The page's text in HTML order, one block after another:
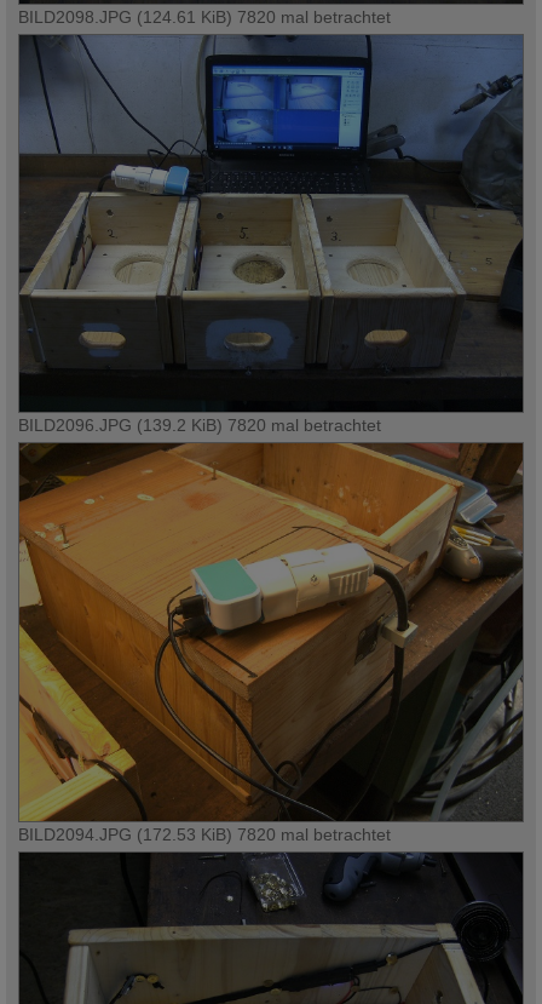
BILD2098.JPG (124.61 KiB) 7820 mal betrachtet
BILD2096.JPG (139.2 KiB) 7820 mal betrachtet
BILD2094.JPG (172.53 KiB) 7820 mal betrachtet